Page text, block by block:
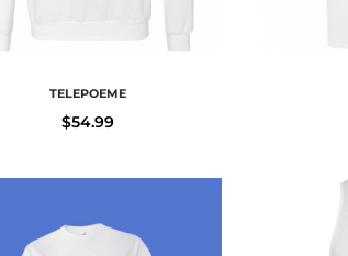
TELEPOEME
$54.99